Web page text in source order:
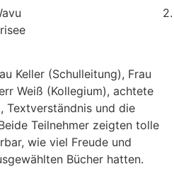
Wavu 2.
Keller (Schulleitung), Frau
Weiß (Kollegium), achtete
Textverständnis und die
Teilnehmer zeigten tolle
wie viel Freude und
Bücher hatten.